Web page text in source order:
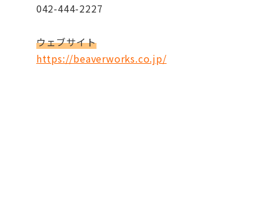
042-444-2227
ウェブサイト
https://beaverworks.co.jp/